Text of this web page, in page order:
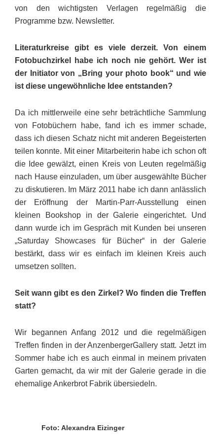
von den wichtigsten Verlagen regelmäßig die
Programme bzw. Newsletter.
Literaturkreise gibt es viele derzeit. Von einem
Fotobuchzirkel habe ich noch nie gehört. Wer ist
der Initiator von „Bring your photo book“ und wie
ist diese ungewöhnliche Idee entstanden?
Da ich mittlerweile eine sehr beträchtliche Sammlung
von Fotobüchern habe, fand ich es immer schade,
dass ich diesen Schatz nicht mit anderen Begeisterten
teilen konnte. Mit einer Mitarbeiterin habe ich schon oft
die Idee gewälzt, einen Kreis von Leuten regelmäßig
nach Hause einzuladen, um über ausgewählte Bücher
zu diskutieren. Im März 2011 habe ich dann anlässlich
der Eröffnung der Martin-Parr-Ausstellung einen
kleinen Bookshop in der Galerie eingerichtet. Und
dann wurde ich im Gespräch mit Kunden bei unseren
„Saturday Showcases für Bücher“ in der Galerie
bestärkt, dass wir es einfach im kleinen Kreis auch
umsetzen sollten.
Seit wann gibt es den Zirkel? Wo finden die Treffen
statt?
Wir begannen Anfang 2012 und die regelmäßigen
Treffen finden in der AnzenbergerGallery statt. Jetzt im
Sommer habe ich es auch einmal in meinem privaten
Garten gemacht, da wir mit der Galerie gerade in die
ehemalige Ankerbrot Fabrik übersiedeln.
Foto: Alexandra Eizinger